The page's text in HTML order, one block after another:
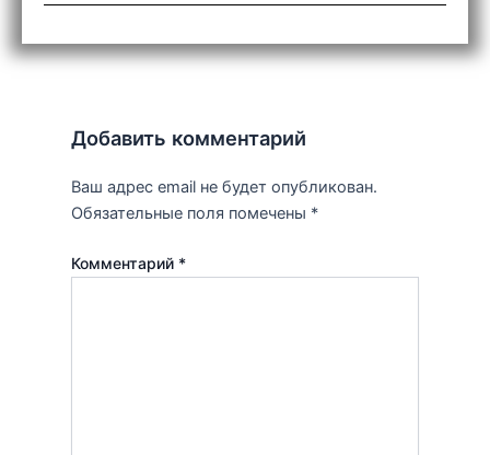
Добавить комментарий
Ваш адрес email не будет опубликован.
Обязательные поля помечены *
Комментарий *